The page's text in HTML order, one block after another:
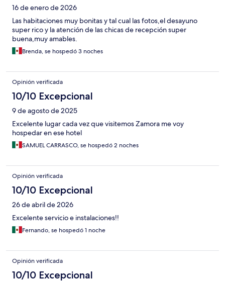
16 de enero de 2026
Las habitaciones muy bonitas y tal cual las fotos,el desayuno
super rico y la atención de las chicas de recepción super
buena,muy amables.
Brenda, se hospedó 3 noches
Opinión verificada
10/10 Excepcional
9 de agosto de 2025
Excelente lugar cada vez que visitemos Zamora me voy
hospedar en ese hotel
SAMUEL CARRASCO, se hospedó 2 noches
Opinión verificada
10/10 Excepcional
26 de abril de 2026
Excelente servicio e instalaciones!!
Fernando, se hospedó 1 noche
Opinión verificada
10/10 Excepcional